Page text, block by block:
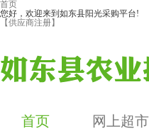
首页
您好，欢迎来到如东县阳光采购平台!
【供应商注册】
首页 网上超市